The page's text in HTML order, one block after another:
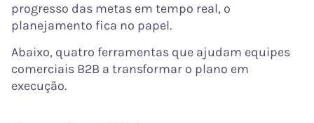
progresso das metas em tempo real, o
planejamento fica no papel.
Abaixo, quatro ferramentas que ajudam equipes
comerciais B2B a transformar o plano em
execução.